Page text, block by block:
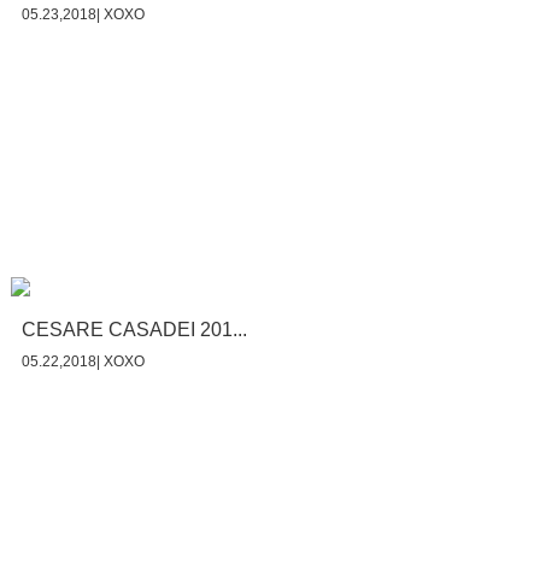
05.23,2018| XOXO
CESARE CASADEI 201...
05.22,2018| XOXO